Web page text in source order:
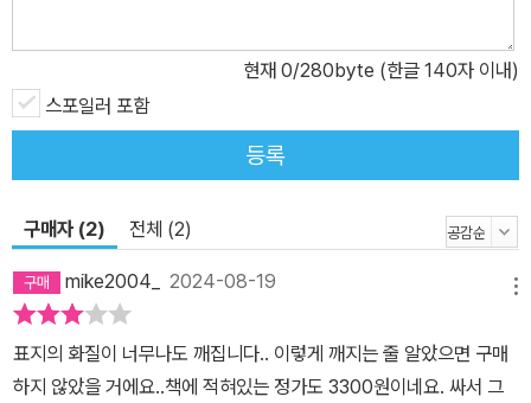
현재 0/280byte (한글 140자 이내)
스포일러 포함
등록
구매자 (2) 전체 (2)
mike2004_ 2024-08-19
표지의 화질이 너무나도 깨집니다.. 이렇게 깨지는 줄 알았으면 구매
하지 않았을 거에요..책에 적혀있는 정가도 3300원이네요. 싸서 그